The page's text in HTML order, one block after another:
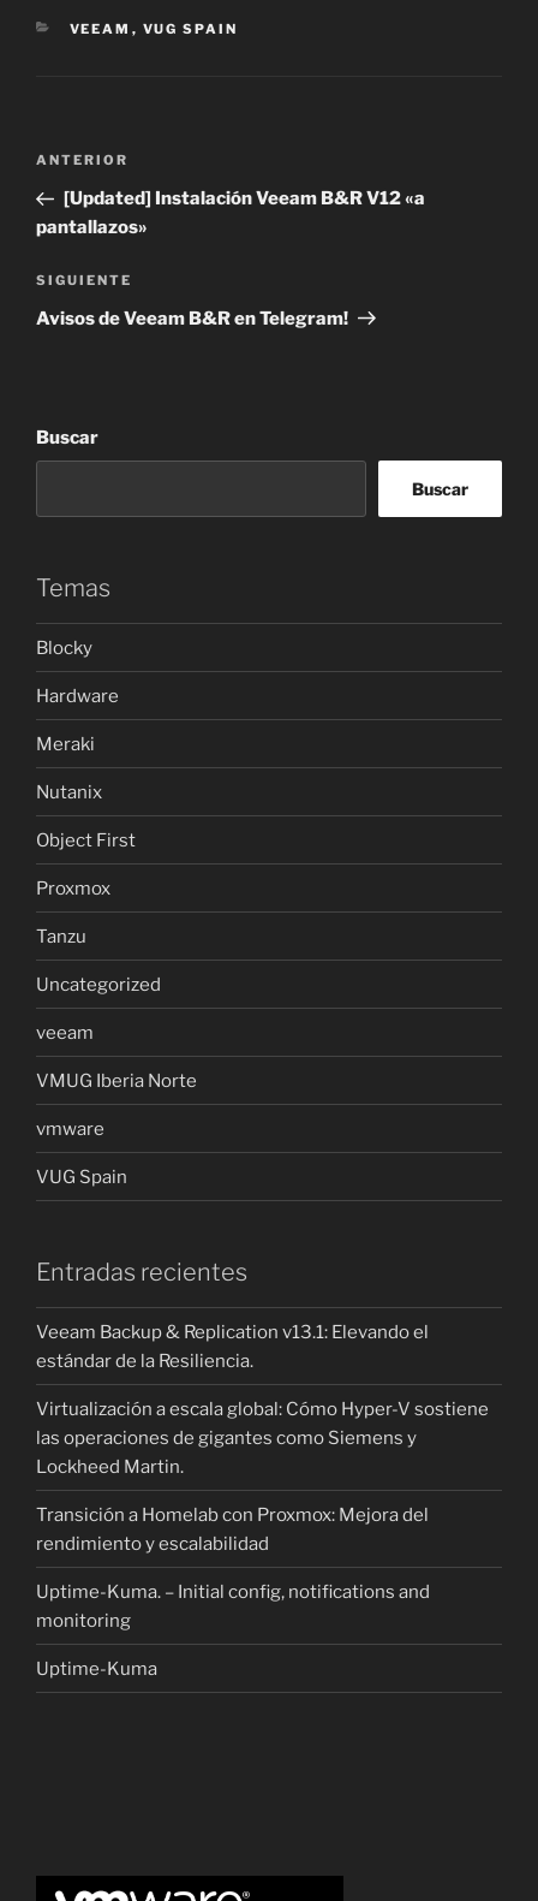
CATEGORÍAS
VEEAM , VUG SPAIN
Navegación
entradas
Entrada
anterior:
ANTERIOR
[Updated] Instalación Veeam B&R V12 «a
pantallazos»
Siguiente
entrada
SIGUIENTE
Avisos de Veeam B&R en Telegram!
Buscar
Buscar
Temas
Blocky
Hardware
Meraki
Nutanix
Object First
Proxmox
Tanzu
Uncategorized
veeam
VMUG Iberia Norte
vmware
VUG Spain
Entradas recientes
Veeam Backup & Replication v13.1: Elevando el
estándar de la Resiliencia.
Virtualización a escala global: Cómo Hyper-V sostiene
las operaciones de gigantes como Siemens y
Lockheed Martin.
Transición a Homelab con Proxmox: Mejora del
rendimiento y escalabilidad
Uptime-Kuma. – Initial config, notifications and
monitoring
Uptime-Kuma